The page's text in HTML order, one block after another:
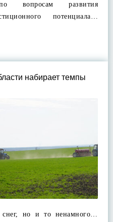
вопросам развития
потенциала…
набирает темпы
снег, но и то ненамного…